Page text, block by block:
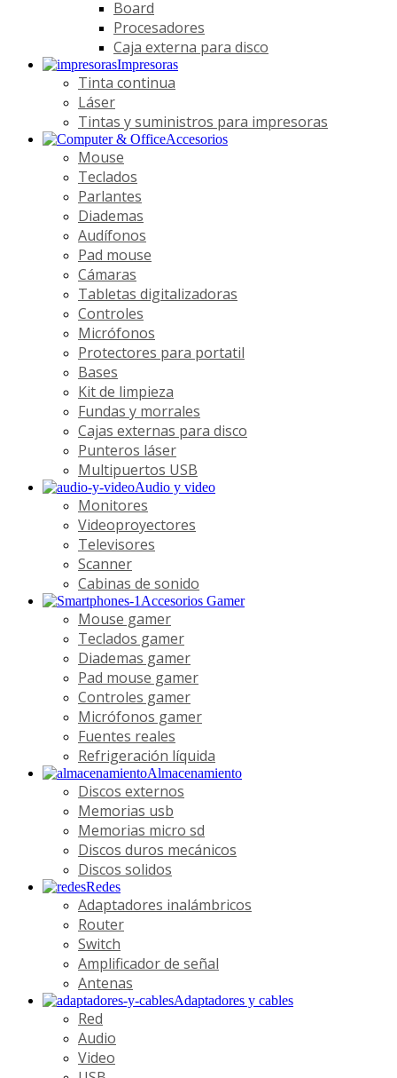
Board
Procesadores
Caja externa para disco
Impresoras
Tinta continua
Láser
Tintas y suministros para impresoras
Accesorios
Mouse
Teclados
Parlantes
Diademas
Audífonos
Pad mouse
Cámaras
Tabletas digitalizadoras
Controles
Micrófonos
Protectores para portatil
Bases
Kit de limpieza
Fundas y morrales
Cajas externas para disco
Punteros láser
Multipuertos USB
Audio y video
Monitores
Videoproyectores
Televisores
Scanner
Cabinas de sonido
Accesorios Gamer
Mouse gamer
Teclados gamer
Diademas gamer
Pad mouse gamer
Controles gamer
Micrófonos gamer
Fuentes reales
Refrigeración líquida
Almacenamiento
Discos externos
Memorias usb
Memorias micro sd
Discos duros mecánicos
Discos solidos
Redes
Adaptadores inalámbricos
Router
Switch
Amplificador de señal
Antenas
Adaptadores y cables
Red
Audio
Video